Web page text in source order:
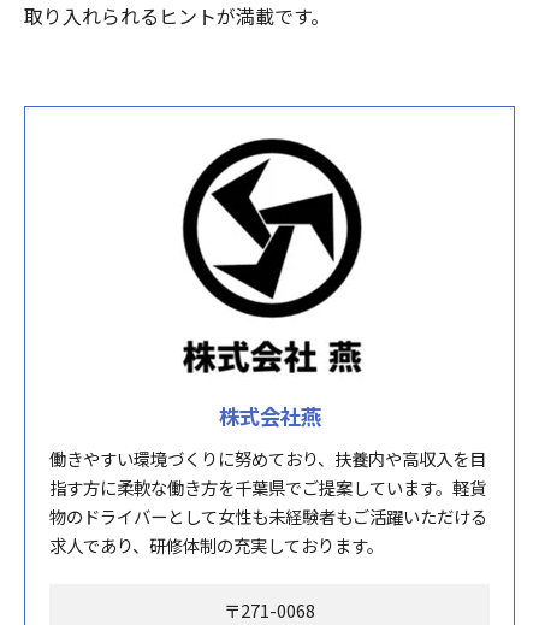
取り入れられるヒントが満載です。
株式会社燕
働きやすい環境づくりに努めており、扶養内や高収入を目
指す方に柔軟な働き方を千葉県でご提案しています。軽貨
物のドライバーとして女性も未経験者もご活躍いただける
求人であり、研修体制の充実しております。
〒271-0068